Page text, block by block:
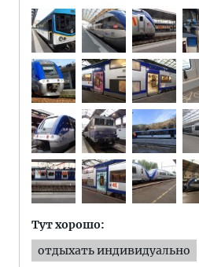
Тут хорошо:
отдыхать индивидуально